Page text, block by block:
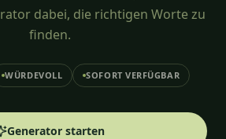
dabei, die richtigen Worte zu
finden.
WÜRDEVOLL SOFORT VERFÜGBAR
Generator starten